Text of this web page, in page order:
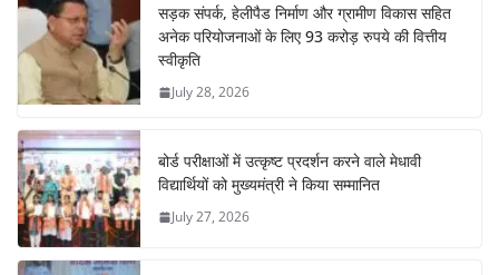
सड़क संपर्क, हेलीपैड निर्माण और ग्रामीण विकास सहित
अनेक परियोजनाओं के लिए 93 करोड़ रुपये की वित्तीय
स्वीकृति
July 28, 2026
बोर्ड परीक्षाओं में उत्कृष्ट प्रदर्शन करने वाले मेधावी
विद्यार्थियों को मुख्यमंत्री ने किया सम्मानित
July 27, 2026